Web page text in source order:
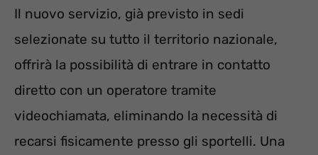
Il nuovo servizio, già previsto in sedi
selezionate su tutto il territorio nazionale,
offrirà la possibilità di entrare in contatto
diretto con un operatore tramite
videochiamata, eliminando la necessità di
recarsi fisicamente presso gli sportelli. Una